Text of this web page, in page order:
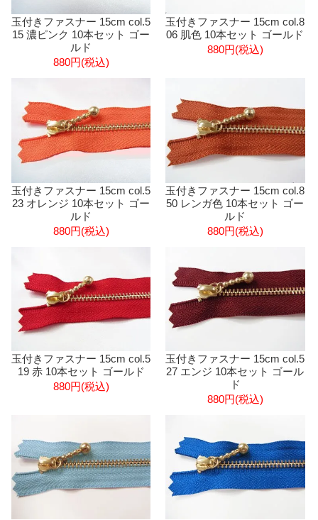
玉付きファスナー 15cm col.5
15 濃ピンク 10本セット ゴー
ルド
880円(税込)
玉付きファスナー 15cm col.8
06 肌色 10本セット ゴールド
880円(税込)
玉付きファスナー 15cm col.5
23 オレンジ 10本セット ゴー
ルド
880円(税込)
玉付きファスナー 15cm col.8
50 レンガ色 10本セット ゴー
ルド
880円(税込)
玉付きファスナー 15cm col.5
19 赤 10本セット ゴールド
880円(税込)
玉付きファスナー 15cm col.5
27 エンジ 10本セット ゴール
ド
880円(税込)